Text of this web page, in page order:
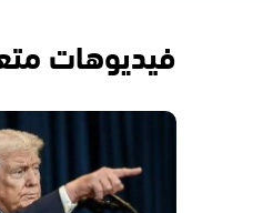
فيديوهات